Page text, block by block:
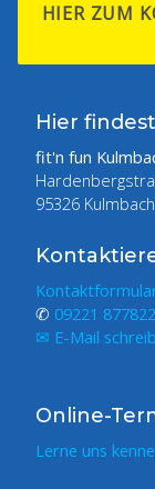
HIER ZUM
Hier
fit'n fun
95326 Kulmbach
✆ 09221 877822
✉ E-Mail
Online-
Lerne uns